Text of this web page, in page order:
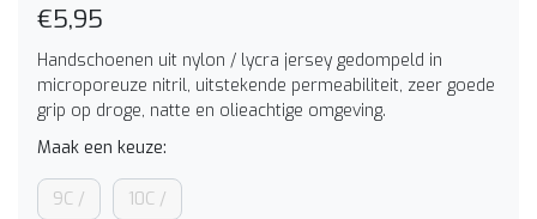
€5,95
Handschoenen uit nylon / lycra jersey gedompeld in
microporeuze nitril, uitstekende permeabiliteit, zeer goede
grip op droge, natte en olieachtige omgeving.
Maak een keuze:
9C / 10C /